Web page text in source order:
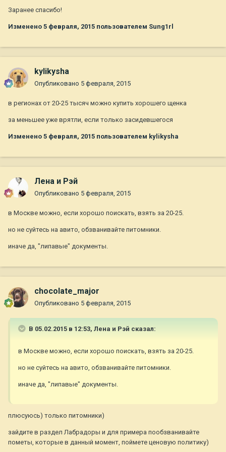
Заранее спасибо!
Изменено 5 февраля, 2015 пользователем Sung1rl
kylikysha
Опубликовано 5 февраля, 2015
в регионах от 20-25 тысяч можно купить хорошего щенка
за меньшее уже врятли, если только засидевшегося
Изменено 5 февраля, 2015 пользователем kylikysha
Лена и Рэй
Опубликовано 5 февраля, 2015
в Москве можно, если хорошо поискать, взять за 20-25.
но не суйтесь на авито, обзванивайте питомники.
иначе да, "липавые" документы.
chocolate_major
Опубликовано 5 февраля, 2015
В 05.02.2015 в 12:53, Лена и Рэй сказал:
в Москве можно, если хорошо поискать, взять за 20-25.
но не суйтесь на авито, обзванивайте питомники.
иначе да, "липавые" документы.
плюсуюсь) только питомники)
зайдите в раздел Лабрадоры и для примера пообзванивайте
пометы, которые в данный момент, поймете ценовую политику)